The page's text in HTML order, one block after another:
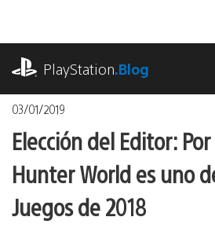
contenido
PlayStation.Blog
03/01/2019
Elección del Editor:
Hunter World es uno
Juegos de 2018